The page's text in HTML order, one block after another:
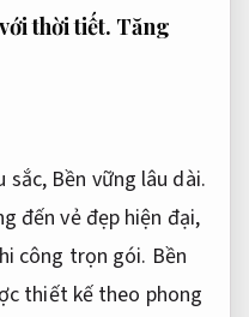
thời tiết. Tăng
sắc, Bền vững lâu dài.
đến vẻ đẹp hiện đại,
công trọn gói. Bền
thiết kế theo phong